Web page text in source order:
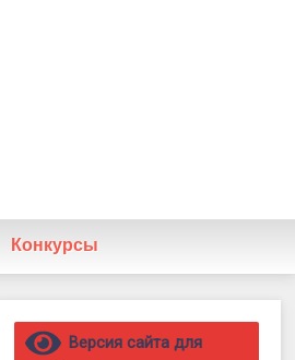
Конкурсы
Правый сайдбар
Версия сайта для